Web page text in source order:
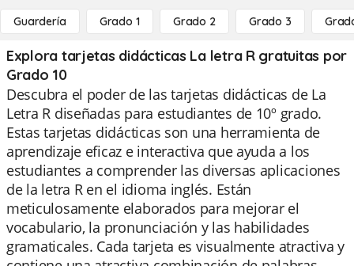
Guardería Grado 1 Grado 2 Grado 3
Explora tarjetas didácticas La letra R gratuitas por
Grado 10
Descubra el poder de las tarjetas didácticas de La
Letra R diseñadas para estudiantes de 10º grado.
Estas tarjetas didácticas son una herramienta de
aprendizaje eficaz e interactiva que ayuda a los
estudiantes a comprender las diversas aplicaciones
de la letra R en el idioma inglés. Están
meticulosamente elaborados para mejorar el
vocabulario, la pronunciación y las habilidades
gramaticales. Cada tarjeta es visualmente atractiva y